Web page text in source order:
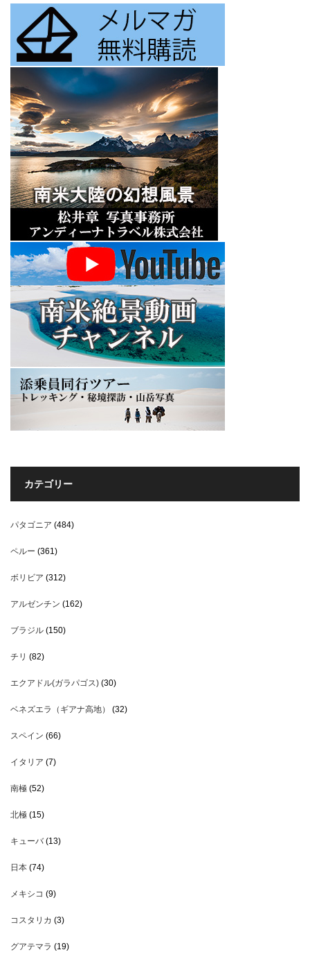
カテゴリー
パタゴニア (484)
ペルー (361)
ボリビア (312)
アルゼンチン (162)
ブラジル (150)
チリ (82)
エクアドル(ガラパゴス) (30)
ベネズエラ（ギアナ高地） (32)
スペイン (66)
イタリア (7)
南極 (52)
北極 (15)
キューバ(13)
日本 (74)
メキシコ (9)
コスタリカ (3)
グアテマラ (19)